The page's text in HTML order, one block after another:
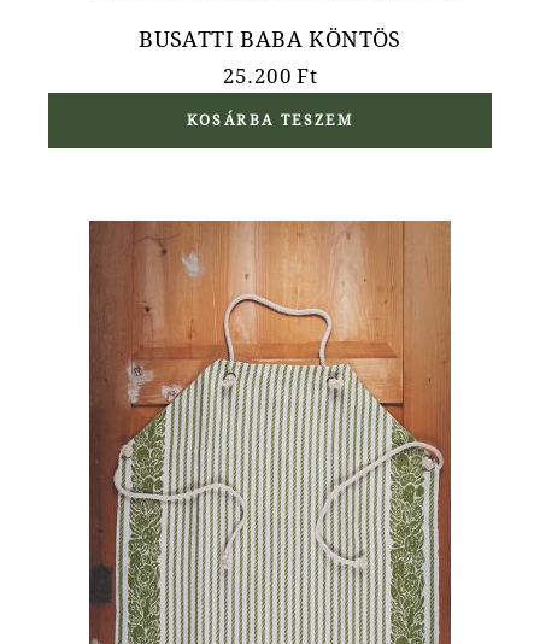
BUSATTI BABA KÖNTÖS
25.200Ft
KOSÁRBA TESZEM